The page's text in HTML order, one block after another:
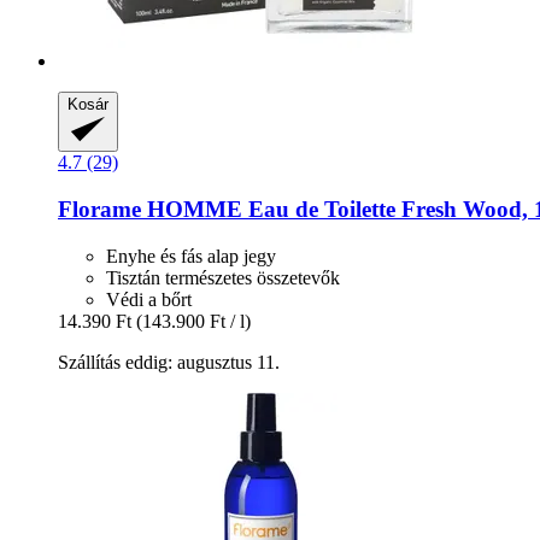
Kosár
4.7 (29)
Florame HOMME Eau de Toilette Fresh Wood,
Enyhe és fás alap jegy
Tisztán természetes összetevők
Védi a bőrt
14.390 Ft (143.900 Ft / l)
Szállítás eddig: augusztus 11.